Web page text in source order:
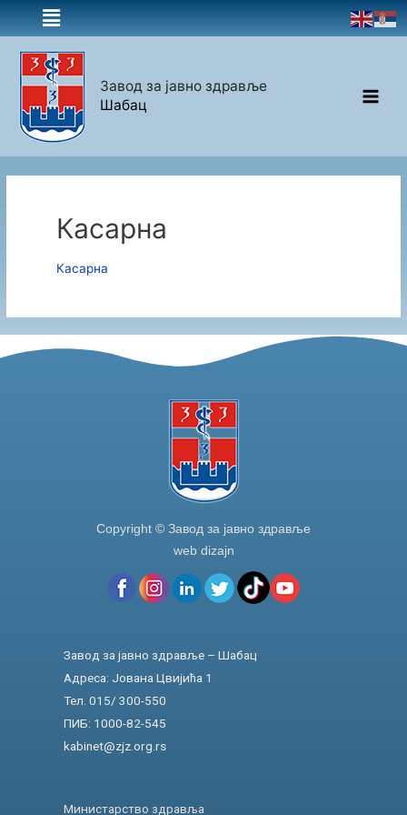
Завод за јавно здравље
Шабац
Касарна
Касарна
Copyright © Завод за јавно здравље
web dizajn
Завод за јавно здравље – Шабац
Адреса: Јована Цвијића 1
Тел. 015/ 300-550
ПИБ: 1000-82-545
kabinet@zjz.org.rs
Министарство здравља